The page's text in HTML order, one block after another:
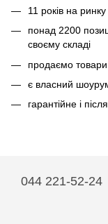
11 років на
понад 2200
своєму складі
продаємо товари
є власний
гарантійне і
044 221-52-24